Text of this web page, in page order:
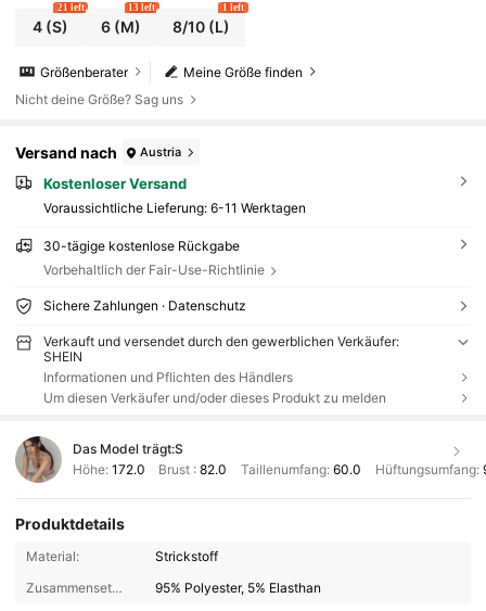
4 (S)
21 left
6 (M)
13 left
8/10(L)
1 left
Meine Größe finden
Größenberater
Nicht deine Größe? Sag uns
Versand nach Austria
Kostenloser Versand
Voraussichtliche Lieferung: 6-11 Werktagen
30-tägige kostenlose Rückgabe
Vorbehaltlich der Fair-Use-Richtlinie
Sichere Zahlungen · Datenschutz
Verkauft und versendet durch den gewerblichen Verkäufer:
SHEIN
Informationen und Pflichten des Händlers
Um diesen Verkäufer und/oder dieses Produkt zu melden
Das Model trägt:S
Höhe: 172.0 Brust :82.0 Taillenumfang: 60.0 Hüftungsumfang:
Produktdetails
Material:
Strickstoff
Zusammensetzung:
95% Polyester, 5% Elasthan